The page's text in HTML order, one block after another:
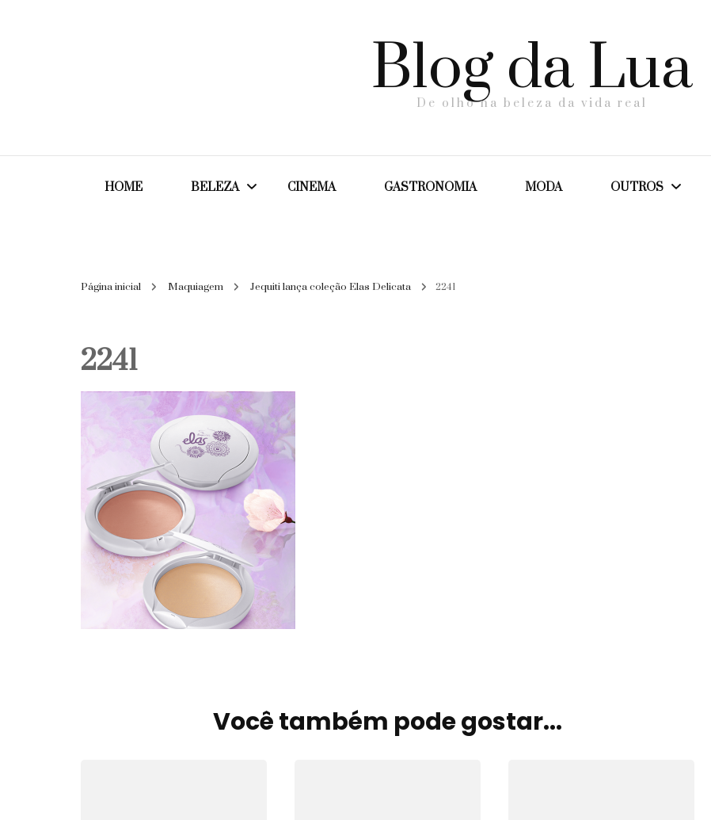
Blog da Lua
De olho na beleza da vida real
HOME BELEZA
Cosméticos
Perfumes
Unhas
CINEMA GASTRONOMIA MODA OUTROS
Página inicial Maquiagem Jequiti lança coleção Elas Delicata 2241
2241
Você também pode gostar...